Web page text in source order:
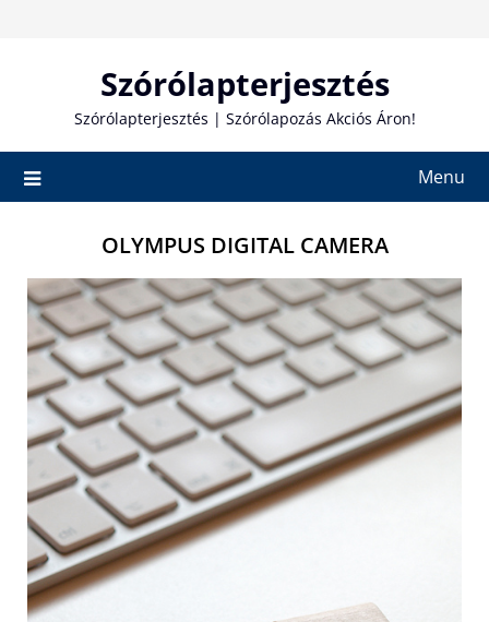
Szórólapterjesztés
Szórólapterjesztés | Szórólapozás Akciós Áron!
Menu
OLYMPUS DIGITAL CAMERA